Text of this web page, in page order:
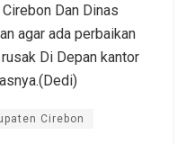
Dan Dinas
agar ada perbaikan
Di Depan kantor
Cirebon